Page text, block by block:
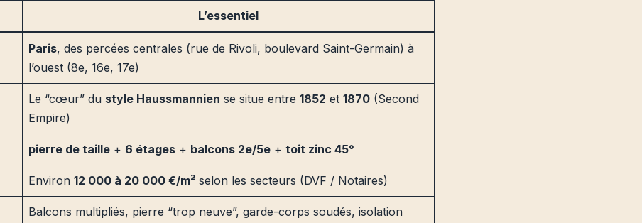
L’essentiel
Paris, des percées centrales (rue de Rivoli, boulevard Saint-Germain) à
l’ouest (8e, 16e, 17e)
Le “cœur” du style Haussmannien se situe entre 1852 et 1870 (Second
Empire)
pierre de taille + 6 étages + balcons 2e/5e + toit zinc 45°
Environ 12 000 à 20 000 €/m² selon les secteurs (DVF / Notaires)
Balcons multipliés, pierre “trop neuve”, garde-corps soudés, isolation